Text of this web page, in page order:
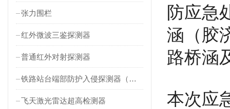
张力围栏
红外微波三鉴探测器
普通红外对射探测器
铁路站台端部防护入侵探测器（对射式）
飞天激光雷达超高检测器
防应急
涵（胶
路桥涵
本次应